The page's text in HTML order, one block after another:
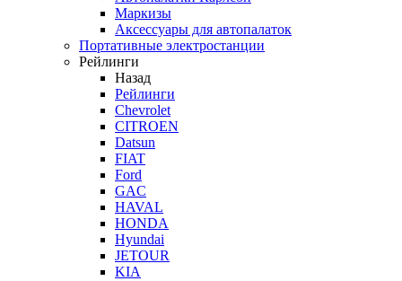
Маркизы
Аксессуары для автопалаток
Портативные электростанции
Рейлинги
Назад
Рейлинги
Chevrolet
CITROEN
Datsun
FIAT
Ford
GAC
HAVAL
HONDA
Hyundai
JETOUR
KIA